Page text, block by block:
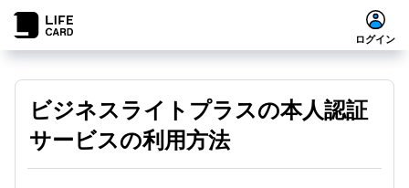
ログイン
ビジネスライトプラスの本人認証
サービスの利用方法